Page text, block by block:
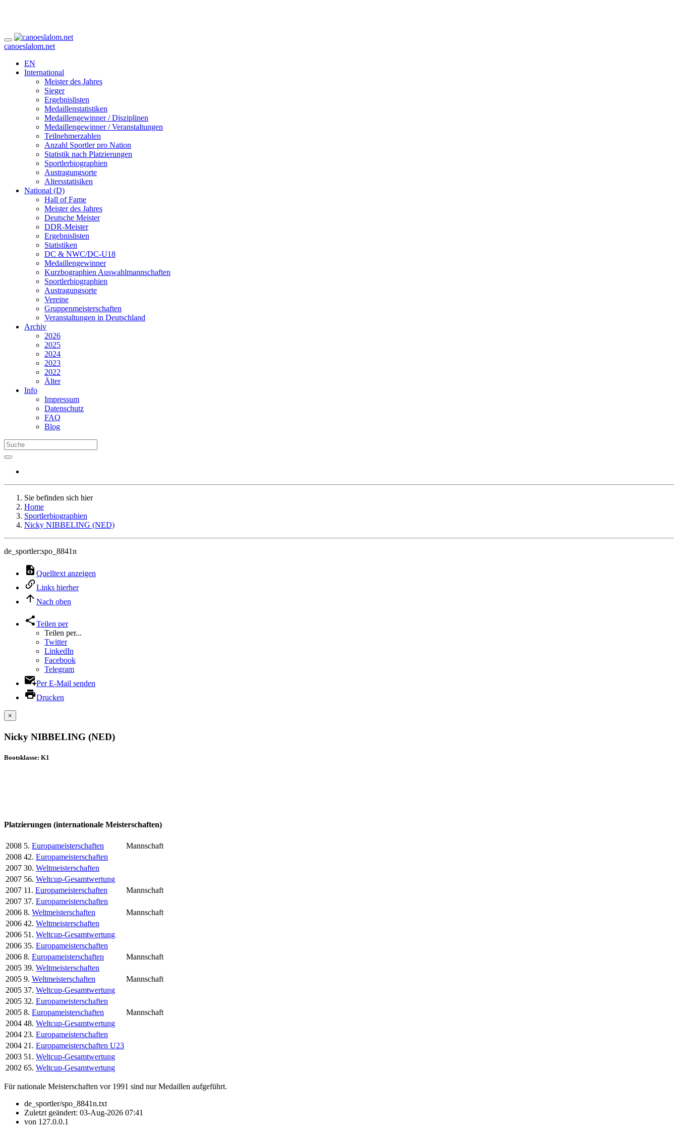
canoeslalom.net
EN
International
Meister des Jahres
Sieger
Ergebnislisten
Medaillenstatistiken
Medaillengewinner / Disziplinen
Medaillengewinner / Veranstaltungen
Teilnehmerzahlen
Anzahl Sportler pro Nation
Statistik nach Platzierungen
Sportlerbiographien
Austragungsorte
Altersstatisiken
National (D)
Hall of Fame
Meister des Jahres
Deutsche Meister
DDR-Meister
Ergebnislisten
Statistiken
DC & NWC/DC-U18
Medaillengewinner
Kurzbographien Auswahlmannschaften
Sportlerbiographien
Austragungsorte
Vereine
Gruppenmeisterschaften
Veranstaltungen in Deutschland
Archiv
2026
2025
2024
2023
2022
Älter
Info
Impressum
Datenschutz
FAQ
Blog
Sie befinden sich hier
Home
Sportlerbiographien
Nicky NIBBELING (NED)
de_sportler:spo_8841n
Quelltext anzeigen
Links hierher
Nach oben
Teilen per
Teilen per...
Twitter
LinkedIn
Facebook
Telegram
Per E-Mail senden
Drucken
×
Nicky NIBBELING (NED)
Bootsklasse: K1
Platzierungen (internationale Meisterschaften)
2008 5. Europameisterschaften
Mannschaft
2008 42. Europameisterschaften
2007 30. Weltmeisterschaften
2007 56. Weltcup-Gesamtwertung
2007 11. Europameisterschaften
Mannschaft
2007 37. Europameisterschaften
2006 8. Weltmeisterschaften
Mannschaft
2006 42. Weltmeisterschaften
2006 51. Weltcup-Gesamtwertung
2006 35. Europameisterschaften
2006 8. Europameisterschaften
Mannschaft
2005 39. Weltmeisterschaften
2005 9. Weltmeisterschaften
Mannschaft
2005 37. Weltcup-Gesamtwertung
2005 32. Europameisterschaften
2005 8. Europameisterschaften
Mannschaft
2004 48. Weltcup-Gesamtwertung
2004 23. Europameisterschaften
2004 21. Europameisterschaften U23
2003 51. Weltcup-Gesamtwertung
2002 65. Weltcup-Gesamtwertung
Für nationale Meisterschaften vor 1991 sind nur Medaillen aufgeführt.
de_sportler/spo_8841n.txt
Zuletzt geändert: 03-Aug-2026 07:41
von 127.0.0.1